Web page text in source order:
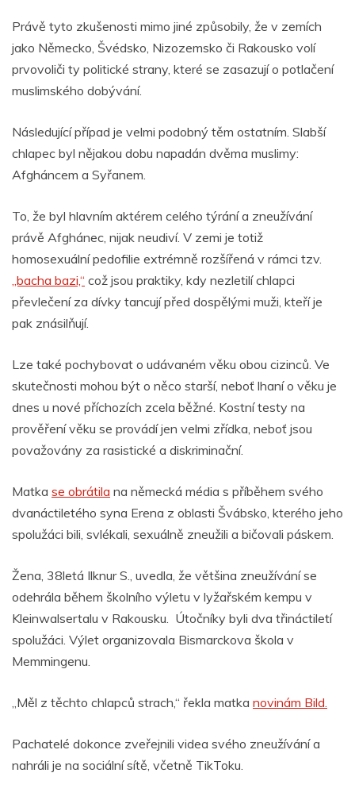
o
k
p er
Právě tyto zkušenosti mimo jiné způsobily, že v zemích
jako Německo, Švédsko, Nizozemsko či Rakousko volí
prvovoliči ty politické strany, které se zasazují o potlačení
muslimského dobývání.
Následující případ je velmi podobný těm ostatním. Slabší
chlapec byl nějakou dobu napadán dvěma muslimy:
Afgháncem a Syřanem.
To, že byl hlavním aktérem celého týrání a zneužívání
právě Afghánec, nijak neudiví. V zemi je totiž
homosexuální pedofilie extrémně rozšířená v rámci tzv.
„bacha bazi,“ což jsou praktiky, kdy nezletilí chlapci
převlečení za dívky tancují před dospělými muži, kteří je
pak znásilňují.
Lze také pochybovat o udávaném věku obou cizinců. Ve
skutečnosti mohou být o něco starší, neboť lhaní o věku je
dnes u nové příchozích zcela běžné. Kostní testy na
prověření věku se provádí jen velmi zřídka, neboť jsou
považovány za rasistické a diskriminační.
Matka se obrátila na německá média s příběhem svého
dvanáctiletého syna Erena z oblasti Švábsko, kterého jeho
spolužáci bili, svlékali, sexuálně zneužili a bičovali páskem.
Žena, 38letá Ilknur S., uvedla, že většina zneužívání se
odehrála během školního výletu v lyžařském kempu v
Kleinwalsertalu v Rakousku. Útočníky byli dva třináctiletí
spolužáci. Výlet organizovala Bismarckova škola v
Memmingenu.
„Měl z těchto chlapců strach,“ řekla matka novinám Bild.
Pachatelé dokonce zveřejnili videa svého zneužívání a
nahráli je na sociální sítě, včetně TikToku.